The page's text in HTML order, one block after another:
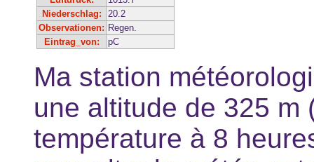
Niederschlag:
20.2
Observationen: Regen.
Eintrag_von:
pC
Ma station
une altitude de 325 m
température à 8